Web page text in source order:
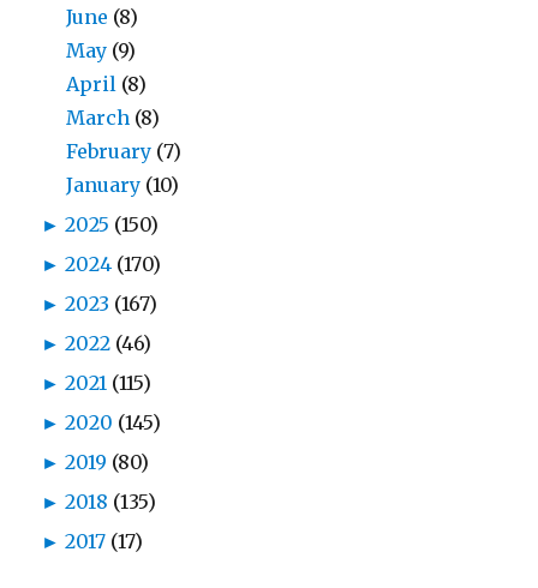
June (8)
May (9)
April (8)
March (8)
February (7)
January (10)
► 2025 (150)
► 2024 (170)
► 2023 (167)
► 2022 (46)
► 2021 (115)
► 2020 (145)
► 2019 (80)
► 2018 (135)
► 2017 (17)